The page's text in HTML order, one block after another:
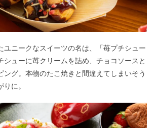
ユニークなスイーツの名は、「苺プチシュー
シューに苺クリームを詰め、チョコソースと
ング。本物のたこ焼きと間違えてしまいそう
に。